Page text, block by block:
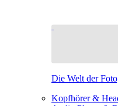
Die Welt der
Kopfhörer &